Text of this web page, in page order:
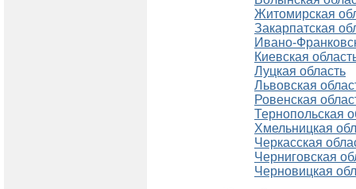
Житомирская
Закарпатская
Ивано-
Киевская
Луцкая область
Львовская
Ровенская
Тернопольская
Хмельницкая
Черкасская
Черниговская
Черновицкая